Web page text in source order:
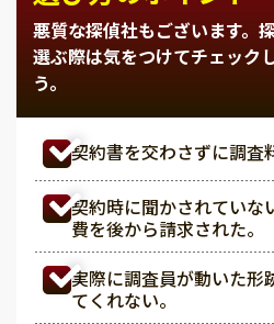
悪質な探偵社もございます。
選ぶ際は気をつけてチェック
う。
契約書を交わさずに調査
契約時に聞かされていな
費を後から請求された。
実際に調査員が動いた形
てくれない。